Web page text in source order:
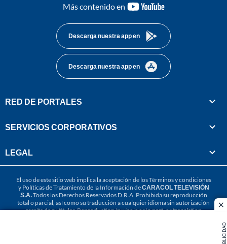
PUBLICIDAD
Más contenido en
youtube-
Descarga nuestra app en
Descarga nuestra app en
RED DE PORTALES
SERVICIOS CORPORATIVOS
LEGAL
El uso de este sitio web implica la aceptación de losTérminos y condiciones
y Políticas de Tratamiento de la Información deCARACOL TELEVISIÓN
S.A.Todos los Derechos Reservados D.R.A. Prohibida su reproducción
total o parcial, así como su traducción a cualquier idioma sin autorización
escrita de su titular. Reproduction in whole or in part, or translation